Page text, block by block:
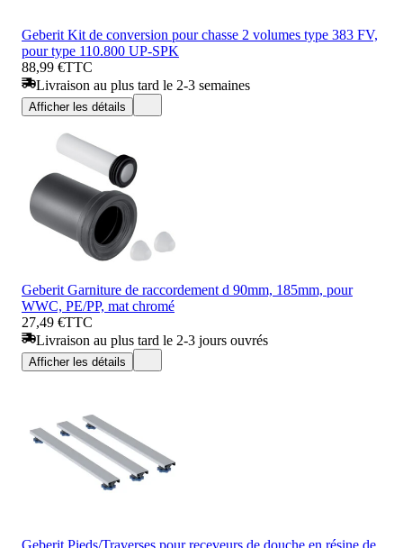
Geberit Kit de conversion pour chasse 2 volumes type 383 FV,
pour type 110.800 UP-SPK
88,99 €TTC
Livraison au plus tard le 2-3 semaines
Afficher les détails
Geberit Garniture de raccordement d 90mm, 185mm, pour
WWC, PE/PP, mat chromé
27,49 €TTC
Livraison au plus tard le 2-3 jours ouvrés
Afficher les détails
Geberit Pieds/Traverses pour receveurs de douche en résine de